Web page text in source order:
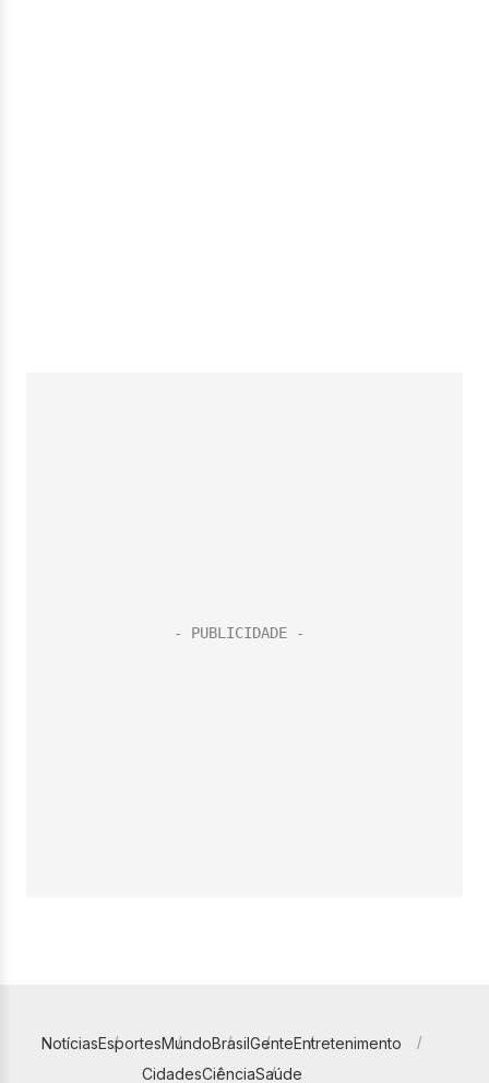
NotíciasEsportesMundoBrasilGenteEntretenimento
CidadesCiênciaSaúde